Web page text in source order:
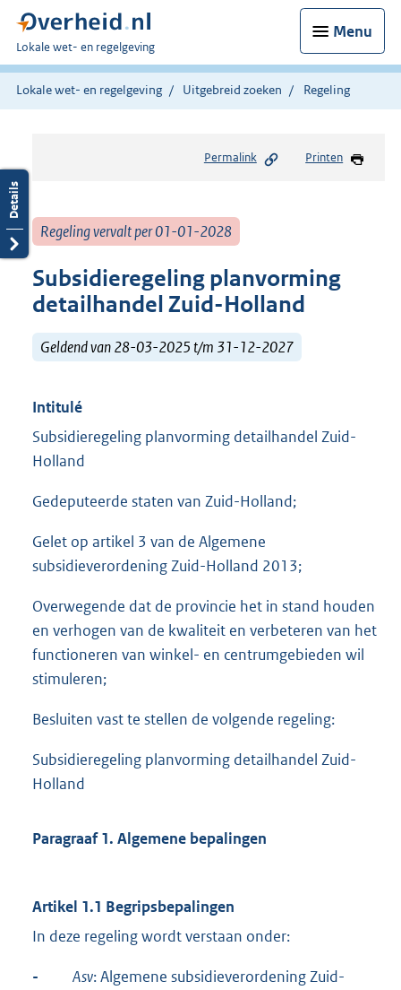
Menu
U
bent
hier:
Lokale wet- en regelgeving
Lokale wet- en regelgeving Uitgebreid zoeken Regeling
Permalink Printen
Regeling vervalt per 01-01-2028
Subsidieregeling planvorming
detailhandel Zuid-Holland
Geldend van 28-03-2025 t/m 31-12-2027
Intitulé
Subsidieregeling planvorming detailhandel Zuid-
Holland
Gedeputeerde staten van Zuid-Holland;
Gelet op artikel 3 van de Algemene
subsidieverordening Zuid-Holland 2013;
Overwegende dat de provincie het in stand houden
en verhogen van de kwaliteit en verbeteren van het
functioneren van winkel- en centrumgebieden wil
stimuleren;
Besluiten vast te stellen de volgende regeling:
Subsidieregeling planvorming detailhandel Zuid-
Holland
Paragraaf 1. Algemene bepalingen
Artikel 1.1 Begripsbepalingen
In deze regeling wordt verstaan onder:
- Asv: Algemene subsidieverordening Zuid-